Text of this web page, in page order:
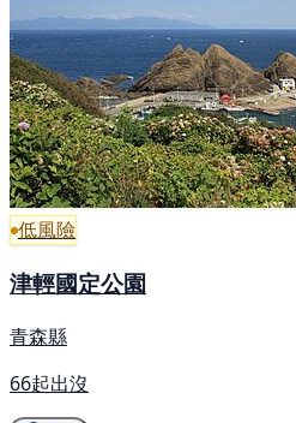
低風險
津輕國定公園
青森縣
66起出沒